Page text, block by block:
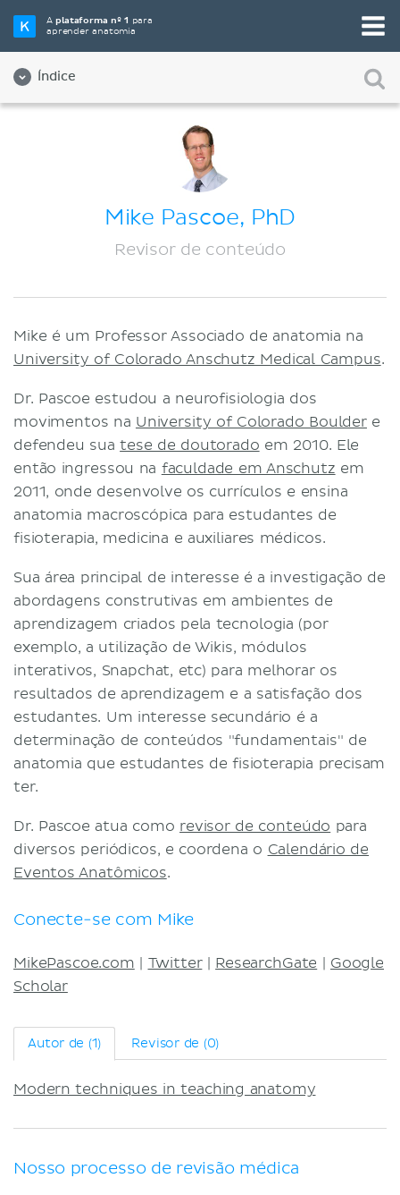
Aplataforma nº 1 para
aprender anatomia
Índice
Vagas de empregos
Contato
Política de Privacidade
Mike Pascoe, PhD
Revisor de conteúdo
Mike é um Professor Associado de anatomia na
University of Colorado Anschutz Medical Campus.
Dr. Pascoe estudou a neurofisiologia dos
movimentos na University of Colorado Bouldere
defendeu suatese de doutorado em 2010. Ele
então ingressou na faculdade em Anschutz em
2011, onde desenvolve os currículos e ensina
anatomia macroscópica para estudantes de
fisioterapia, medicina e auxiliares médicos.
Sua área principal de interesse é a investigação de
abordagens construtivas em ambientes de
aprendizagem criados pela tecnologia (por
exemplo, a utilização de Wikis, módulos
interativos, Snapchat, etc) para melhorar os
resultados de aprendizagem e a satisfação dos
estudantes. Um interesse secundário é a
determinação de conteúdos "fundamentais" de
anatomia que estudantes de fisioterapia precisam
ter.
Dr. Pascoe atua como revisor de conteúdo para
diversos periódicos, e coordena o Calendário de
Eventos Anatômicos.
Conecte-se com Mike
MikePascoe.com Twitter| ResearchGate
Google
Scholar
Autor de (1) Revisor de (0)
Modern techniques in teaching anatomy
Nosso processo de revisão médica